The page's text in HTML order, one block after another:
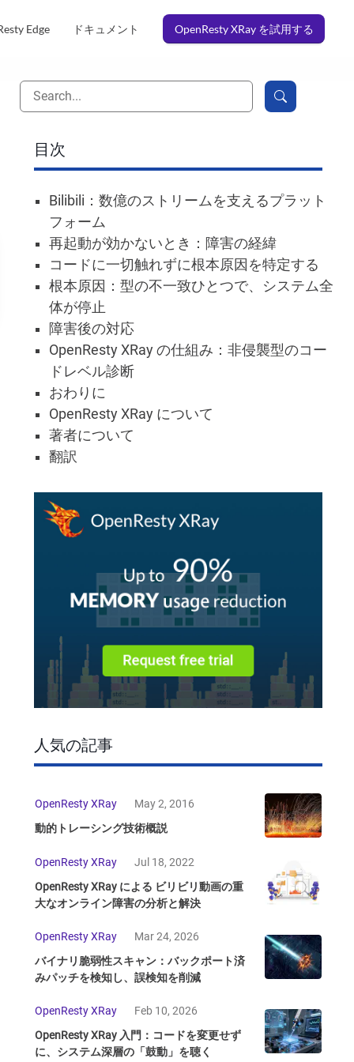
Edge ドキュメント OpenResty XRay を試用する
目次
Bilibili：数億のストリームを支えるプラット
フォーム
再起動が効かないとき：障害の経緯
コードに一切触れずに根本原因を特定する
根本原因：型の不一致ひとつで、システム全
体が停止
障害後の対応
OpenResty XRay の仕組み：非侵襲型のコー
ドレベル診断
おわりに
OpenResty XRay について
著者について
翻訳
人気の記事
OpenResty XRay
May 2, 2016
動的トレーシング技術概説
OpenResty XRay
Jul 18, 2022
OpenResty XRay による ビリビリ動画の重
大なオンライン障害の分析と解決
OpenResty XRay
Mar 24, 2026
バイナリ脆弱性スキャン：バックポート済
みパッチを検知し、誤検知を削減
OpenResty XRay
Feb 10, 2026
OpenResty XRay 入門：コードを変更せず
に、システム深層の「鼓動」を聴く